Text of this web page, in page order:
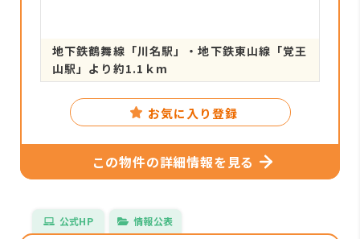
地下鉄鶴舞線「川名駅」・地下鉄東山線「覚王
山駅」より約1.1ｋm
お気に入り登録
この物件の詳細情報を見る
公式HP 情報公表